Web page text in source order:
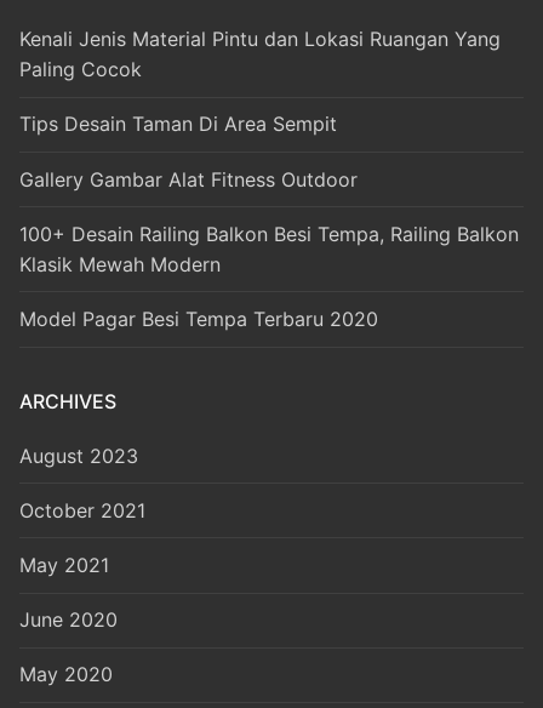
Kenali Jenis Material Pintu dan Lokasi Ruangan Yang
Paling Cocok
Tips Desain Taman Di Area Sempit
Gallery Gambar Alat Fitness Outdoor
100+ Desain Railing Balkon Besi Tempa, Railing Balkon
Klasik Mewah Modern
Model Pagar Besi Tempa Terbaru 2020
ARCHIVES
August 2023
October 2021
May 2021
June 2020
May 2020